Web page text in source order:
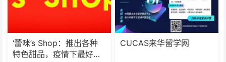
‘蕾咪’s Shop：推出各种
特色甜品，疫情下最好的
CUCAS来华留学网